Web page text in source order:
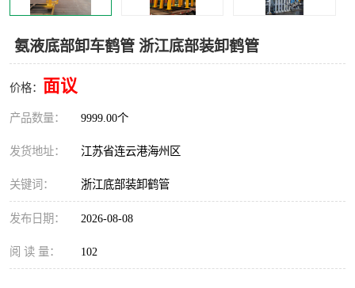
氨液底部卸车鹤管 浙江底部装卸鹤管
价格： 面议
产品数量： 9999.00个
发货地址： 江苏省连云港海州区
关键词： 浙江底部装卸鹤管
发布日期： 2026-08-08
阅 读 量： 102
浮动出油装置 鹤管
车臂 拉断阀